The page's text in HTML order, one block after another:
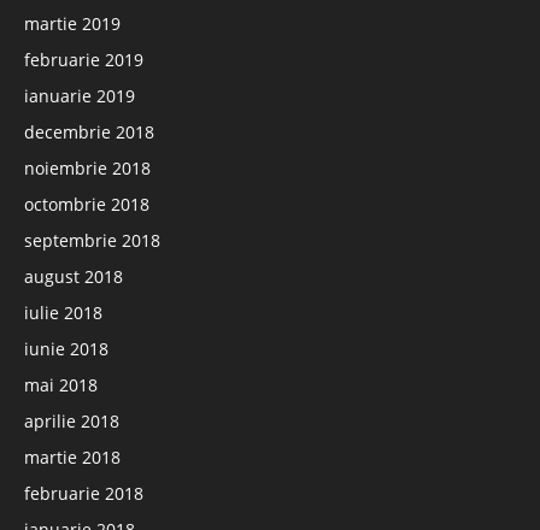
martie 2019
februarie 2019
ianuarie 2019
decembrie 2018
noiembrie 2018
octombrie 2018
septembrie 2018
august 2018
iulie 2018
iunie 2018
mai 2018
aprilie 2018
martie 2018
februarie 2018